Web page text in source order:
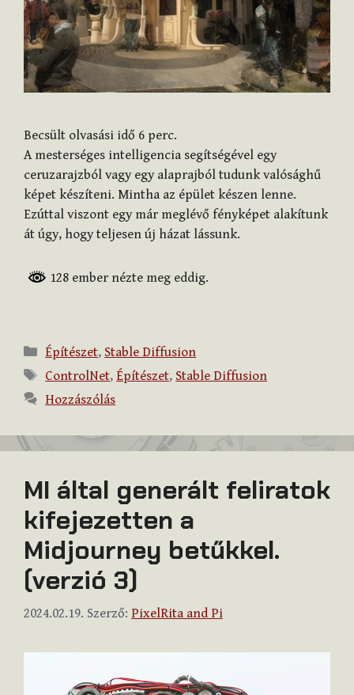
Becsült olvasási idő 6 perc.
A mesterséges intelligencia segítségével egy
ceruzarajzból vagy egy alaprajból tudunk valósághű
képet készíteni. Mintha az épület készen lenne.
Ezúttal viszont egy már meglévő fényképet alakítunk
át úgy, hogy teljesen új házat lássunk.
128 ember nézte meg eddig.
Kategória
Építészet, Stable Diffusion
Címkék
ControlNet, Építészet, Stable Diffusion
Hozzászólás
MI által generált feliratok
kifejezetten a
Midjourney betűkkel.
(verzió 3)
2024.02.19. Szerző: PixelRita and Pi